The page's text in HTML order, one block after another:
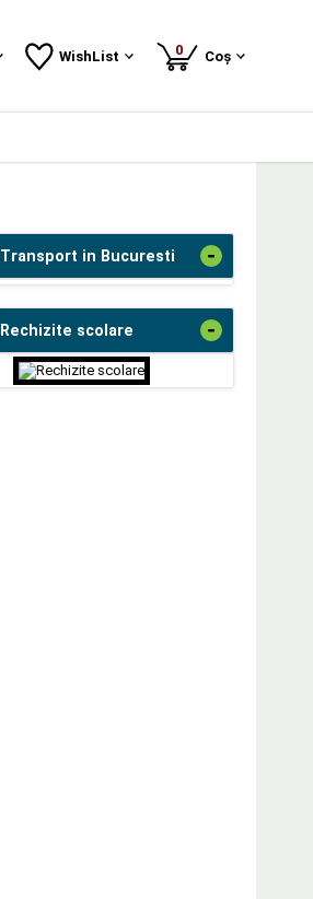
WishList 0produse
Coș
Transport in Bucuresti -
Rechizite scolare -